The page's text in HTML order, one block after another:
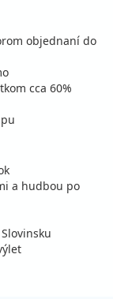
391 € 294 €
za 8 dní (7 nocí)
za 8 dní (7 nocí)
objednaní do
cca 60%
a hudbou po